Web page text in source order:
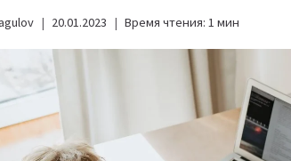
20.01.2023 Время чтения: 1 мин